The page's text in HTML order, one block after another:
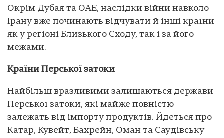
Окрім Дубая та ОАЕ, наслідки війни навколо
Ірану вже починають відчувати й інші країни
як у регіоні Близького Сходу, так і за його
межами.
Країни Перської затоки
Найбільш вразливими залишаються держави
Перської затоки, які майже повністю
залежать від імпорту продуктів. Йдеться про
Катар, Кувейт, Бахрейн, Оман та Саудівську